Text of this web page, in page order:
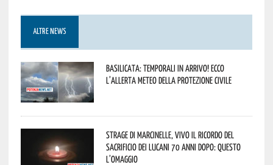
ALTRE NEWS
Basilicata: temporali in arrivo! Ecco
l’allerta meteo della Protezione civile
Strage di Marcinelle, vivo il ricordo del
sacrificio dei lucani 70 anni dopo: questo
l’omaggio